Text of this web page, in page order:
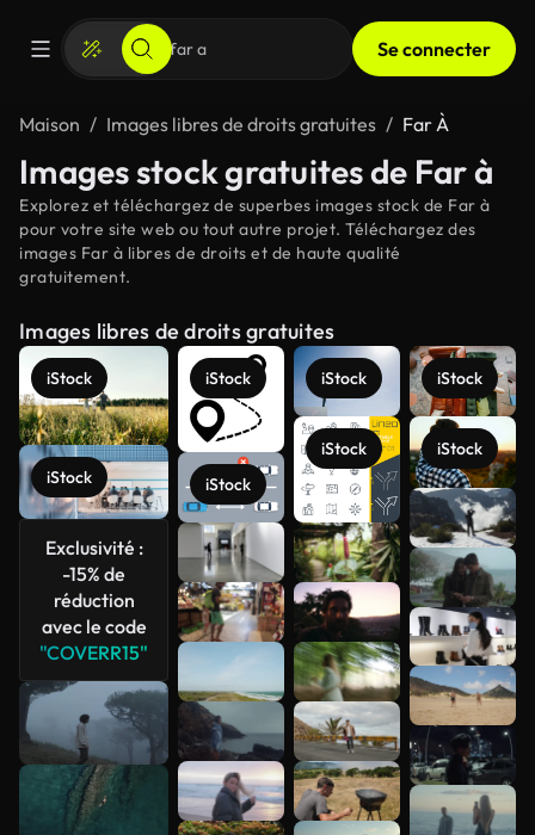
Se connecter
Maison Images libres de droits gratuites Far À
Images stock gratuites de Far à
Explorez et téléchargez de superbes images stock de Far à
pour votre site web ou tout autre projet. Téléchargez des
images Far à libres de droits et de haute qualité
gratuitement.
Images libres de droits gratuites
iStock
iStock
Exclusivité :
-15% de
réduction
avec le code
"COVERR15"
iStock
iStock
iStock
iStock
iStock
iStock
Voir plus